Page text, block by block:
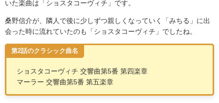
いた楽曲は「ショスタコーヴィチ」です。
桑野信介が、隣人で後に少しずつ親しくなっていく「みちる」に出
会った時に流れていたのも「ショスタコーヴィチ」でしたね。
第2話のクラシック曲名
ショスタコーヴィチ 交響曲第5番 第四楽章
マーラー 交響曲第5番 第五楽章